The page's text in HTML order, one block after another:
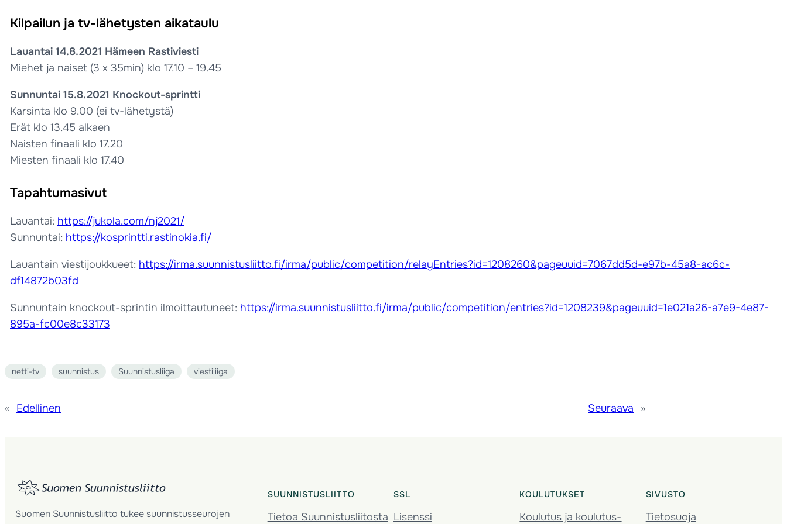
Kilpailun ja tv-lähetysten aikataulu
Lauantai 14.8.2021 Hämeen Rastiviesti
Miehet ja naiset (3 x 35min) klo 17.10 – 19.45
Sunnuntai 15.8.2021 Knockout-sprintti
Karsinta klo 9.00 (ei tv-lähetystä)
Erät klo 13.45 alkaen
Naisten finaali klo 17.20
Miesten finaali klo 17.40
Tapahtumasivut
Lauantai: https://jukola.com/nj2021/
Sunnuntai: https://kosprintti.rastinokia.fi/
Lauantain viestijoukkueet: https://irma.suunnistusliitto.fi/irma/public/competition/relayEntries?id=1208260&pageuuid=7067dd5d-e97b-45a8-ac6c-
df14872b03fd
Sunnuntain knockout-sprintin ilmoittautuneet: https://irma.suunnistusliitto.fi/irma/public/competition/entries?id=1208239&pageuuid=1e021a26-a7e9-4e87-
895a-fc00e8c33173
netti-tv suunnistus Suunnistusliiga viestiliiga
« Edellinen Seuraava »
Suomen Suunnistusliitto tukee suunnistusseurojen
SUUNNISTUSLIITTO
Tietoa Suunnistusliitosta
SSL
Lisenssi
KOULUTUKSET
Koulutus ja koulutus­
SIVUSTO
Tietosuoja